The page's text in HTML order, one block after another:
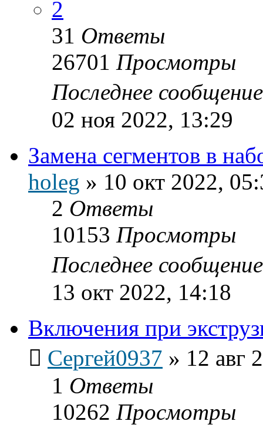
2
31 Ответы
26701 Просмотры
Последнее
02 ноя 2022, 13:29
Замена сегментов в
holeg » 10 окт 2022,
2 Ответы
10153 Просмотры
Последнее
13 окт 2022, 14:18
Включения при
Сергей0937 » 12 авг
1 Ответы
10262 Просмотры